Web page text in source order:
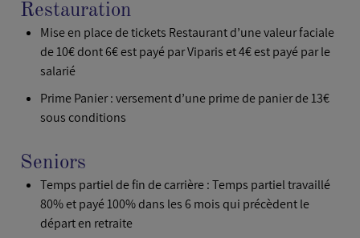
Restauration
Mise en place de tickets Restaurant d’une valeur faciale
de 10€ dont 6€ est payé par Viparis et 4€ est payé par le
salarié
Prime Panier : versement d’une prime de panier de 13€
sous conditions
Seniors
Temps partiel de fin de carrière : Temps partiel travaillé
80% et payé 100% dans les 6 mois qui précèdent le
départ en retraite